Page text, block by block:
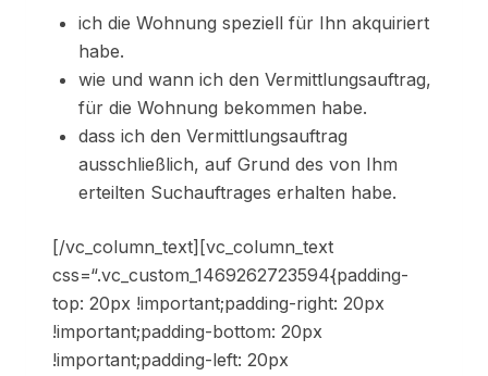
ich die Wohnung speziell für Ihn akquiriert
habe.
wie und wann ich den Vermittlungsauftrag,
für die Wohnung bekommen habe.
dass ich den Vermittlungsauftrag
ausschließlich, auf Grund des von Ihm
erteilten Suchauftrages erhalten habe.
[/vc_column_text][vc_column_text
css=“.vc_custom_1469262723594{padding-
top: 20px !important;padding-right: 20px
!important;padding-bottom: 20px
!important;padding-left: 20px